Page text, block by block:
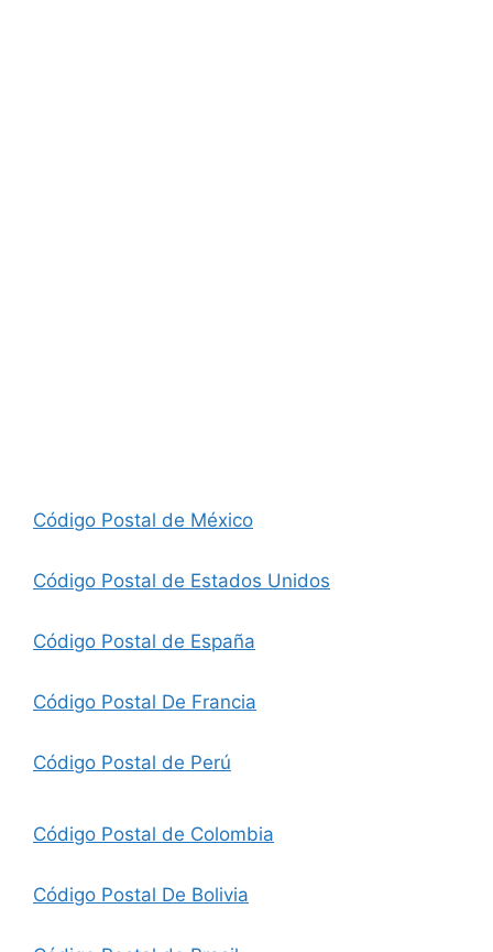
Código Postal de México
Código Postal de Estados Unidos
Código Postal de España
Código Postal De Francia
Código Postal de Perú
Código Postal de Colombia
Código Postal De Bolivia